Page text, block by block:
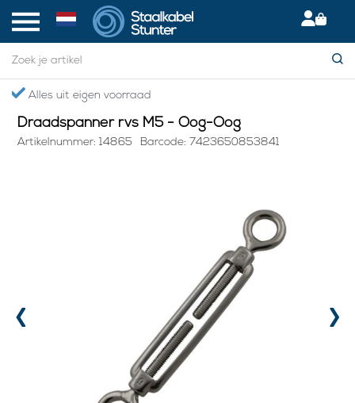
Alles uit eigen voorraad
Home > Draadspanner rvs M5 - Oog-Oog
Draadspanner rvs M5 - Oog-Oog
Artikelnummer: 14865 Barcode: 7423650853841
‹ ›